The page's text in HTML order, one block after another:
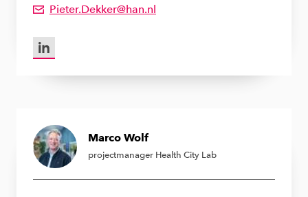
Pieter.Dekker@han.nl
Emailadres van Pieter Dekker
LinkedIn van Pieter Dekker
Marco Wolf
projectmanager Health City Lab